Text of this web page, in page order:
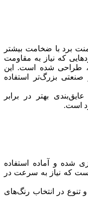
برد با ضخامت بیشتر
که نیاز به مقاومت
طراحی شده است. این
بزرگ‌تر استفاده
بهتر در برابر
است.
شده و آماده استفاده
که نیاز به سرعت در
تنوع در انتخاب رنگ‌های